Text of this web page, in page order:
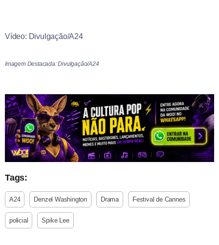
Vídeo: Divulgação/A24
Imagem Destacada: Divulgação/A24
Tags:
A24 Denzel Washington Drama Festival de Cannes
policial Spike Lee